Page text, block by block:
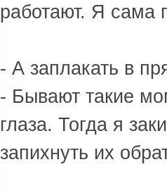
работают. Я сама
- А заплакать в
- Бывают такие
глаза. Тогда я
запихнуть их